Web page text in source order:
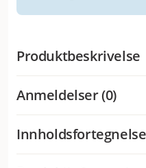
Produktbeskrivelse
tradisjonelt vis av
Bakteriologisk rene,
tannstein og forebygger
velsmakende og deilig
lite energikrevende.
Anmeldelser (0)
Hva synes andre kunder
Chips Mini er et stort
Innholdsfortegnelse